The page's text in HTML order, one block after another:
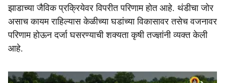
झाडाच्या जैविक प्रक्रियेवर विपरीत परिणाम होत आहे. थंडीचा जोर
असाच कायम राहिल्यास केळीच्या घडांच्या विकासावर तसेच वजनावर
परिणाम होऊन दर्जा घसरण्याची शक्यता कृषी तज्ज्ञांनी व्यक्त केली
आहे.